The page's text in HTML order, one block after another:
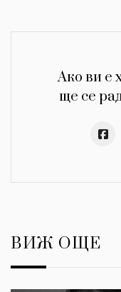
Ако ви е
ще се
ВИЖ ОЩЕ